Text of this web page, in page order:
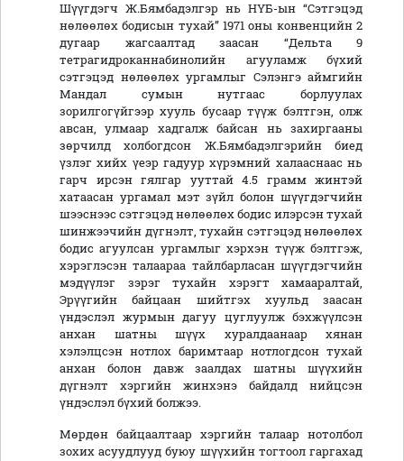
Шүүгдэгч Ж.Бямбадэлгэр нь НҮБ-ын “Сэтгэцэд
нөлөөлөх бодисын тухай” 1971 оны конвенцийн 2
дугаар жагсаалтад заасан “Дельта 9
тетрагидроканнабинолийн агууламж бүхий
сэтгэцэд нөлөөлөх ургамлыг Сэлэнгэ аймгийн
Мандал сумын нутгаас борлуулах
зорилгогүйгээр хууль бусаар түүж бэлтгэн, олж
авсан, улмаар хадгалж байсан нь захиргааны
зөрчилд холбогдсон Ж.Бямбадэлгэрийн биед
үзлэг хийх үеэр гадуур хүрэмний халааснаас нь
гарч ирсэн гялгар ууттай 4.5 грамм жинтэй
хатаасан ургамал мэт зүйл болон шүүгдэгчийн
шээснээс сэтгэцэд нөлөөлөх бодис илэрсэн тухай
шинжээчийн дүгнэлт, тухайн сэтгэцэд нөлөөлөх
бодис агуулсан ургамлыг хэрхэн түүж бэлтгэж,
хэрэглэсэн талаараа тайлбарласан шүүгдэгчийн
мэдүүлэг зэрэг тухайн хэрэгт хамааралтай,
Эрүүгийн байцаан шийтгэх хуульд заасан
үндэслэл журмын дагуу цуглуулж бэхжүүлсэн
анхан шатны шүүх хуралдаанаар хянан
хэлэлцсэн нотлох баримтаар нотлогдсон тухай
анхан болон давж заалдах шатны шүүхийн
дүгнэлт хэргийн жинхэнэ байдалд нийцсэн
үндэслэл бүхий болжээ.
Мөрдөн байцаалтаар хэргийн талаар нотолбол
зохих асуудлууд буюу шүүхийн тогтоол гаргахад